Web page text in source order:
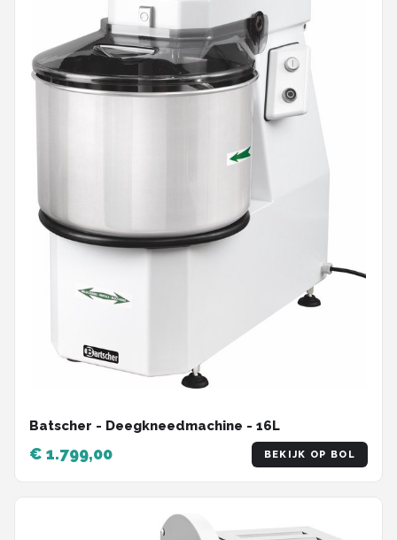
Batscher - Deegkneedmachine - 16L
€ 1.799,00 BEKIJK OP BOL